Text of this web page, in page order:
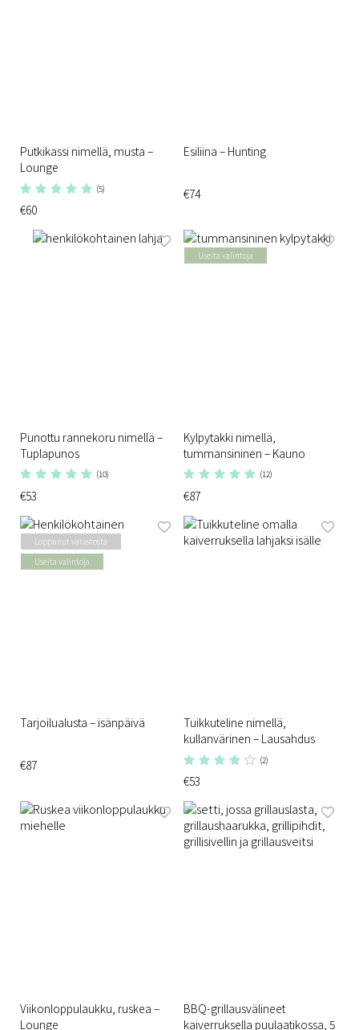
Putkikassi nimellä, musta –
Lounge
(5)
€60
Esiliina – Hunting
€74
Punottu rannekoru nimellä –
Tuplapunos
(10)
€53
Useita valintoja
Kylpytakki nimellä,
tummansininen – Kauno
(12)
€87
Loppunut varastosta
Useita valintoja
Tarjoilualusta – isänpäivä
€87
Tuikkuteline nimellä,
kullanvärinen – Lausahdus
(2)
€53
Viikonloppulaukku, ruskea –
Lounge
BBQ-grillausvälineet
kaiverruksella puulaatikossa, 5